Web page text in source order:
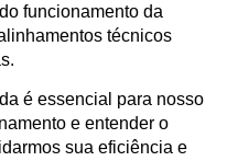
funcionamento da
técnicos
é essencial para nosso
e entender o
sua eficiência e